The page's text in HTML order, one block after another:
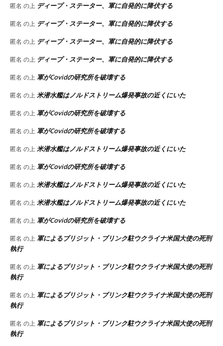
匿名 の上 ディープ・ステーター、軍に自発的に降伏する
匿名 の上 ディープ・ステーター、軍に自発的に降伏する
匿名 の上 ディープ・ステーター、軍に自発的に降伏する
匿名 の上 ディープ・ステーター、軍に自発的に降伏する
匿名 の上 軍がCovidの研究所を破壊する
匿名 の上 米潜水艦はノルドストリーム爆発事故の近くにいた
匿名 の上 軍がCovidの研究所を破壊する
匿名 の上 軍がCovidの研究所を破壊する
匿名 の上 米潜水艦はノルドストリーム爆発事故の近くにいた
匿名 の上 軍がCovidの研究所を破壊する
匿名 の上 米潜水艦はノルドストリーム爆発事故の近くにいた
匿名 の上 米潜水艦はノルドストリーム爆発事故の近くにいた
匿名 の上 軍がCovidの研究所を破壊する
匿名 の上 軍によるブリジット・ブリンク駐ウクライナ米国大使の死刑
執行
匿名 の上 軍によるブリジット・ブリンク駐ウクライナ米国大使の死刑
執行
匿名 の上 軍によるブリジット・ブリンク駐ウクライナ米国大使の死刑
執行
匿名 の上 軍によるブリジット・ブリンク駐ウクライナ米国大使の死刑
執行